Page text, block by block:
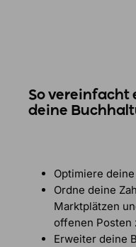
So vereinfacht
deine
Optimiere
Ordne deine
Marktplätzen
offenen Posten
Erweiter deine